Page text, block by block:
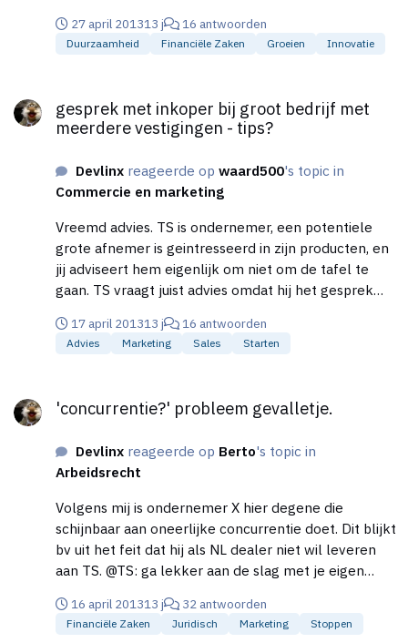
27 april 201313 j 16 antwoorden
Duurzaamheid Financiële Zaken Groeien Innovatie
gesprek met inkoper bij groot bedrijf met
meerdere vestigingen - tips?
Devlinx reageerde opwaard500's topic in
Commercie en marketing
Vreemd advies. TS is ondernemer, een potentiele
grote afnemer is geintresseerd in zijn producten, en
jij adviseert hem eigenlijk om niet om de tafel te
gaan. TS vraagt juist advies omdat hij het gesprek
naast de eerder gegeven adviezen kun je
overwegen om iemand mee te nemen (in te huren)
Aanbod op HL) Gr Devlinx
17 april 201313 j 16 antwoorden
Advies Marketing Sales Starten
'concurrentie?' probleem gevalletje.
Devlinx reageerde op Berto's topic in
Arbeidsrecht
Volgens mij is ondernemer X hier degene die
schijnbaar aan oneerlijke concurrentie doet. Dit blijkt
bv uit het feit dat hij als NL dealer niet wil leveren
aan TS. @TS: ga lekker aan de slag met je eigen
meer in steken en je er ook helemaal niks van
aantrekken. Succes. Gr Devlinx
16 april 201313 j 32 antwoorden
Financiële Zaken Juridisch Marketing Stoppen